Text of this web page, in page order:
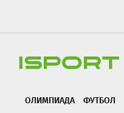
ОЛИМПИАДА ФУТБОЛ